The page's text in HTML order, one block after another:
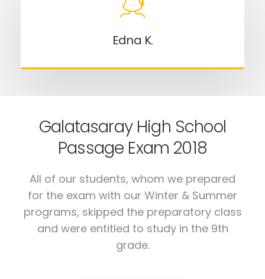
Edna K.
Galatasaray High School
Passage Exam 2018
All of our students, whom we prepared
for the exam with our Winter & Summer
programs, skipped the preparatory class
and were entitled to study in the 9th
grade.